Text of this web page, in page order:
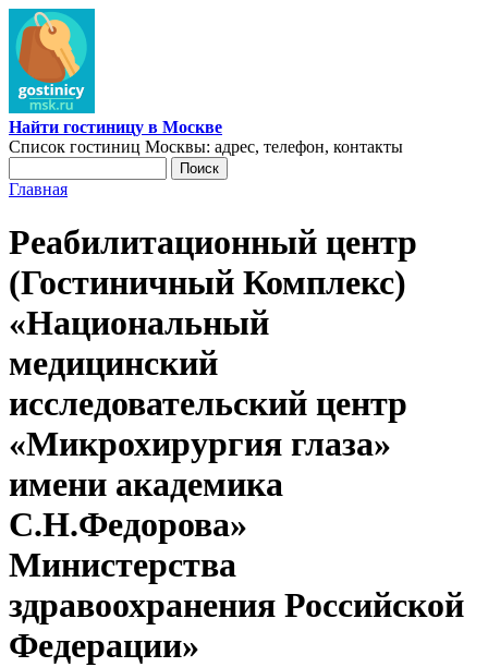
Перейти к основному содержанию
Найти гостиницу в Москве
Список гостиниц Москвы: адрес, телефон, контакты
Форма поиска
Главная
Реабилитационный центр
(Гостиничный Комплекс)
«Национальный
медицинский
исследовательский центр
«Микрохирургия глаза»
имени академика
С.Н.Федорова»
Министерства
здравоохранения Российской
Федерации»